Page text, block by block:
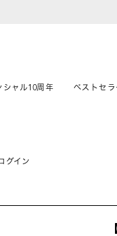
シャル10周年 ベストセラ
グイン